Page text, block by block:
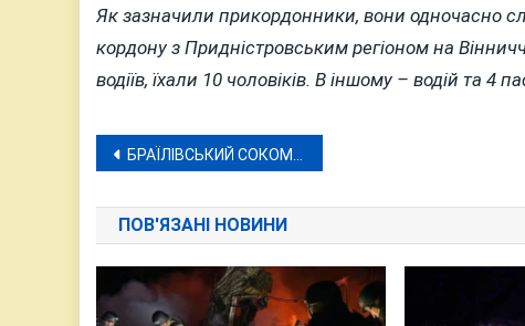
Як зазначили прикордонники, вони одночасно
кордону з Придністровським регіоном на
водіїв, їхали 10 чоловіків. В іншому – водій та 4
Навігація
записів
БРАЇЛІВСЬКИЙ СОКОМОРСОВИЙ ЗАВОД НЕ ХОЧУТЬ КУПЛЯТИ НАВІТЬ ПО ЦІНІ КІМНАТИ У ГУРТОЖИТКУ (фоторепортаж)
ПОВ'ЯЗАНІ НОВИНИ